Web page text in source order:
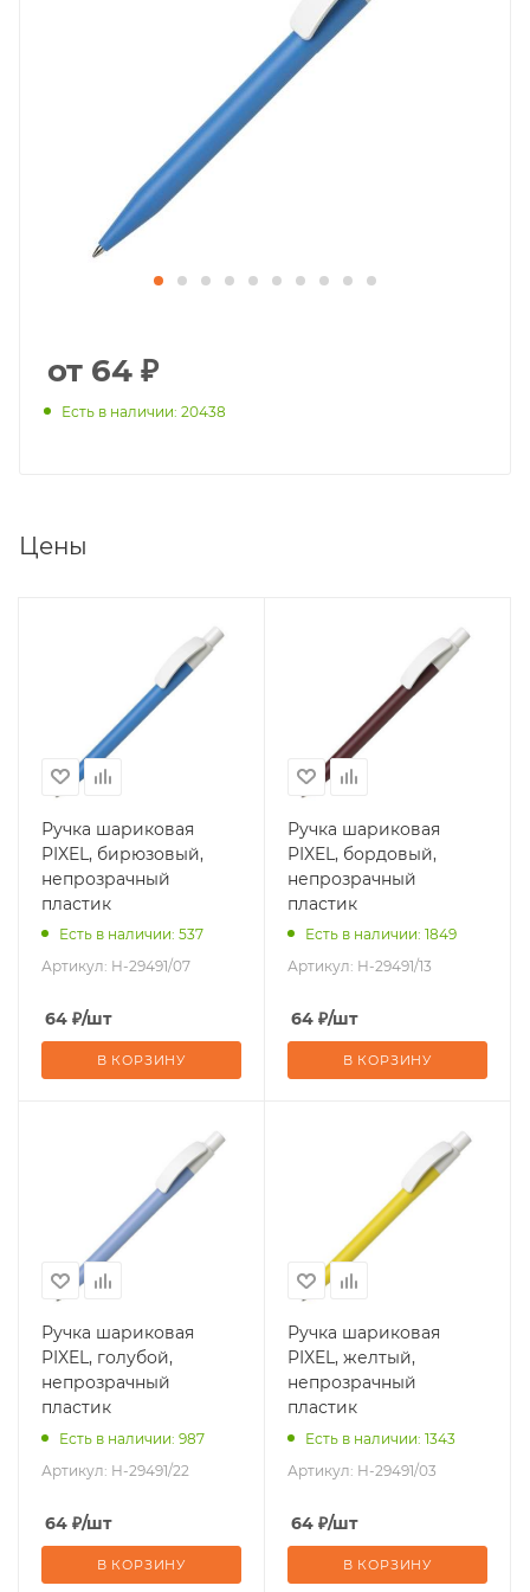
от 64 ₽
Есть в наличии: 20438
Цены
Ручка шариковая
PIXEL, бирюзовый,
непрозрачный
пластик
Есть в наличии: 537
Артикул: H-29491/07
64 ₽/шт
В КОРЗИНУ
Ручка шариковая
PIXEL, бордовый,
непрозрачный
пластик
Есть в наличии: 1849
Артикул: H-29491/13
64 ₽/шт
В КОРЗИНУ
Ручка шариковая
PIXEL, голубой,
непрозрачный
пластик
Есть в наличии: 987
Артикул: H-29491/22
64 ₽/шт
В КОРЗИНУ
Ручка шариковая
PIXEL, желтый,
непрозрачный
пластик
Есть в наличии: 1343
Артикул: H-29491/03
64 ₽/шт
В КОРЗИНУ